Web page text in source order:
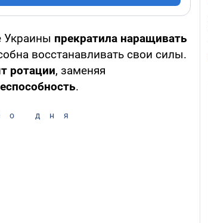
Украины прекратила наращивать
восстанавливать свои силы.
ротации, заменяя
.
дня